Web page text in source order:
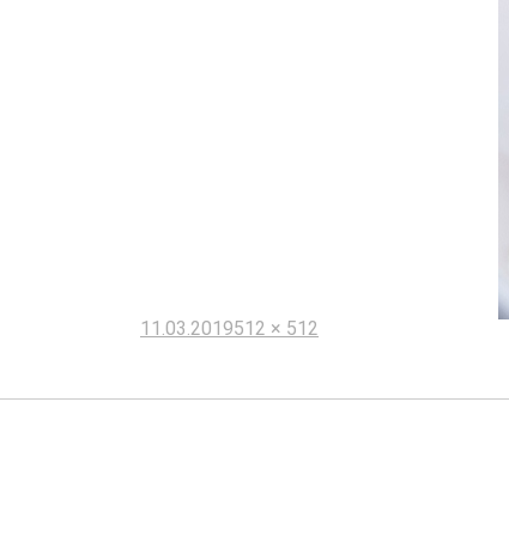
Опубликовано
11.03.2019Полный
512 × 512